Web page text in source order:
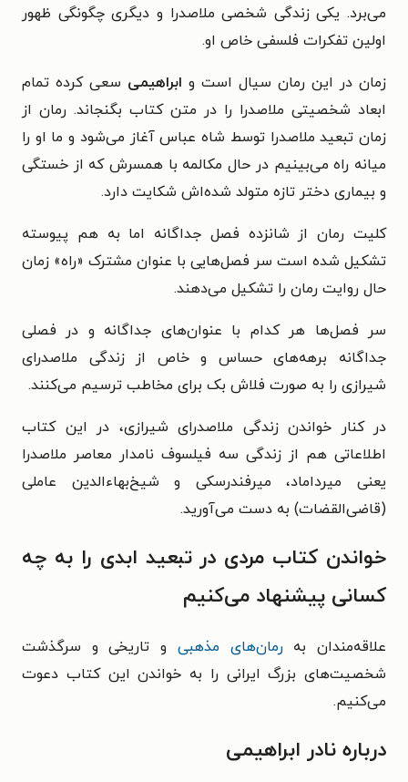
می‌برد. یکی زندگی شخصی ملاصدرا و دیگری چگونگی ظهور
اولین تفکرات فلسفی خاص او.
زمان در این رمان سیال است و ابراهیمی سعی کرده تمام
ابعاد شخصیتی ملاصدرا را در متن کتاب بگنجاند. رمان از
زمان تبعید ملاصدرا توسط شاه عباس آغاز می‌شود و ما او را
میانه راه می‌بینیم در حال مکالمه با همسرش که از خستگی
و بیماری دختر تازه متولد شده‌اش شکایت دارد.
کلیت رمان از شانزده فصل جداگانه اما به هم پیوسته
تشکیل شده است سر فصل‌هایی با عنوان مشترک «راه» زمان
حال روایت رمان را تشکیل می‌دهند.
سر فصل‌ها هر کدام با عنوان‌های جداگانه و در فصلی
جداگانه برهه‌های حساس و خاص از زندگی ملاصدرای
شیرازی را به صورت فلاش بک برای مخاطب ترسیم می‌کنند.
در کنار خواندن زندگی ملاصدرای شیرازی، در این کتاب
اطلاعاتی هم از زندگی سه فیلسوف نامدار معاصر ملاصدرا
یعنی میرداماد، میرفندرسکی و شیخ‌بهاءالدین عاملی
(قاضی‌القضات) به دست می‌آورید.
خواندن کتاب مردی در تبعید ابدی را به چه
کسانی پیشنهاد می‌کنیم
علاقه‌مندان بهرمان‌های مذهبی و تاریخی و سرگذشت
شخصیت‌های بزرگ ایرانی را به خواندن این کتاب دعوت
می‌کنیم.
درباره نادر ابراهیمی